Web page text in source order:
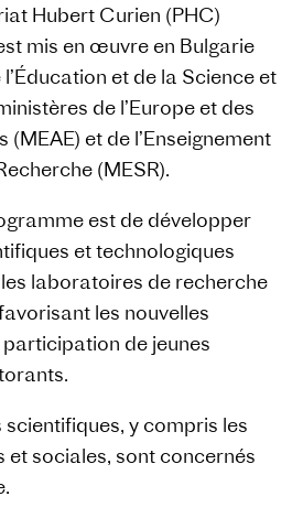
Hubert Curien (PHC)
mis en œuvre en Bulgarie
et de la Science et
de l’Europe et des
et de l’Enseignement
(MESR).
est de développer
et technologiques
les laboratoires de recherche
les nouvelles
de jeunes
y compris les
et sociales, sont concernés